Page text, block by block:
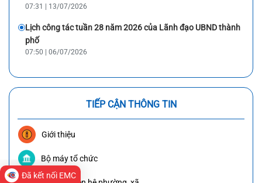
07:31 | 13/07/2026
Lịch công tác tuần 28 năm 2026 của Lãnh đạo UBND thành
phố
07:50 | 06/07/2026
TIẾP CẬN THÔNG TIN
Giới thiệu
Bộ máy tổ chức
Đã kết nối EMC